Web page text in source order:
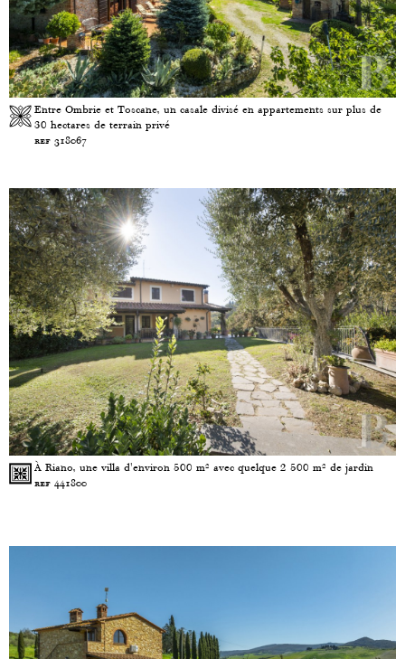
Entre Ombrie et Toscane, un casale divisé en appartements sur plus de
30 hectares de terrain privé
ref 318067
À Riano, une villa d'environ 500 m² avec quelque 2 500 m² de jardin
ref 441800